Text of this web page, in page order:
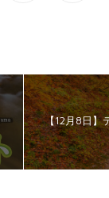
【12月8日】